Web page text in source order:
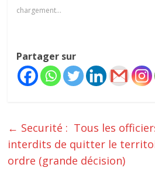
chargement…
Partager sur
← Securité : Tous les
interdits de quitter le
ordre (grande décision)